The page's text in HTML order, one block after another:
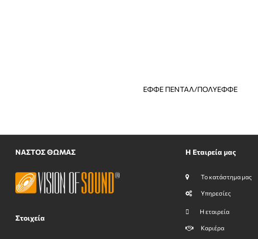
ΕΦΦΕ ΠΕΝΤΑΛ/ΠΟΛΥΕΦΦΕ
ΝΑΣΤΟΣ ΘΩΜΑΣ
Στοιχεία
Η Εταιρεία μας
Το κατάστημα μας
Υπηρεσίες
Η εταιρεία
Καριέρα